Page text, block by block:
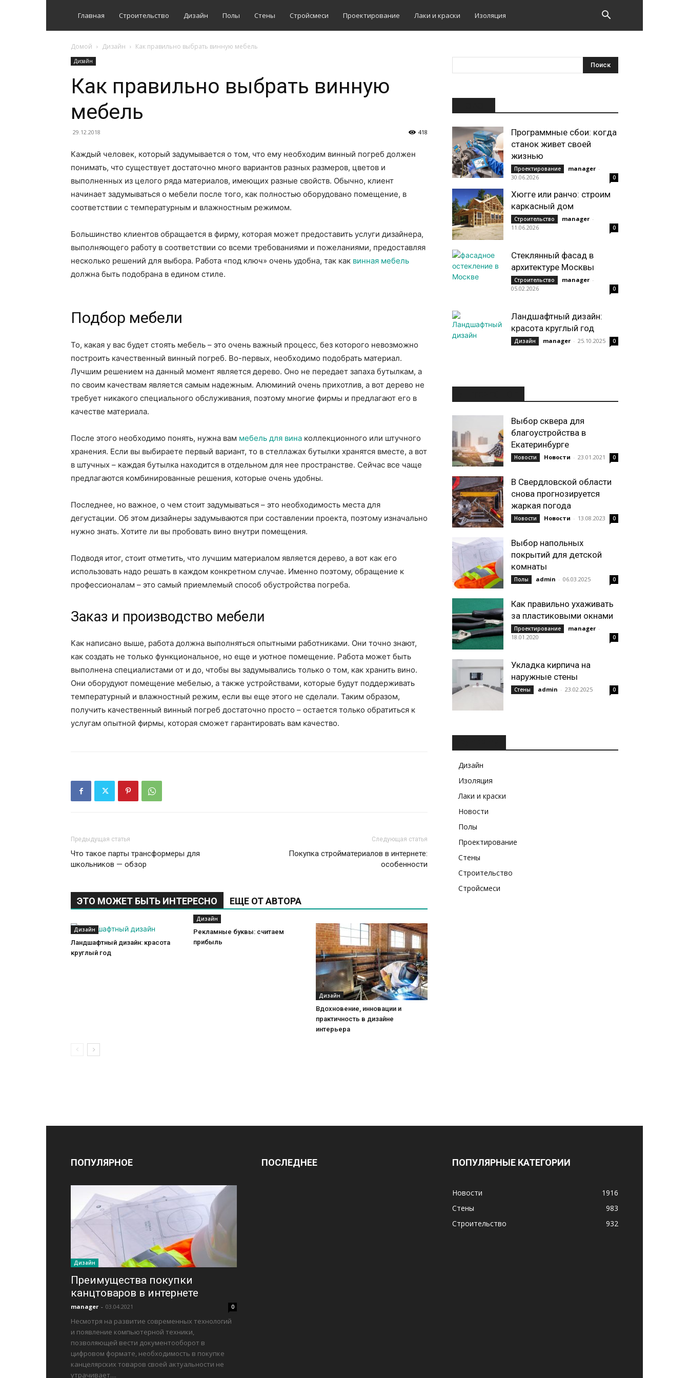
Главная Строительство Дизайн Полы Стены Стройсмеси Проектирование Лаки и краски Изоляция
Домой Дизайн Как правильно выбрать винную мебель
Дизайн
Как правильно выбрать винную
мебель
29.12.2018 418
Каждый человек, который задумывается о том, что ему необходим винный погреб должен
понимать, что существует достаточно много вариантов разных размеров, цветов и
выполненных из целого ряда материалов, имеющих разные свойств. Обычно, клиент
начинает задумываться о мебели после того, как полностью оборудовано помещение, в
соответствии с температурным и влажностным режимом.
Большинство клиентов обращается в фирму, которая может предоставить услуги дизайнера,
выполняющего работу в соответствии со всеми требованиями и пожеланиями, предоставляя
несколько решений для выбора. Работа «под ключ» очень удобна, так как винная мебель
должна быть подобрана в едином стиле.
Подбор мебели
То, какая у вас будет стоять мебель – это очень важный процесс, без которого невозможно
построить качественный винный погреб. Во-первых, необходимо подобрать материал.
Лучшим решением на данный момент является дерево. Оно не передает запаха бутылкам, а
по своим качествам является самым надежным. Алюминий очень прихотлив, а вот дерево не
требует никакого специального обслуживания, поэтому многие фирмы и предлагают его в
качестве материала.
После этого необходимо понять, нужна вам мебель для вина коллекционного или штучного
хранения. Если вы выбираете первый вариант, то в стеллажах бутылки хранятся вместе, а вот
в штучных – каждая бутылка находится в отдельном для нее пространстве. Сейчас все чаще
предлагаются комбинированные решения, которые очень удобны.
Последнее, но важное, о чем стоит задумываться – это необходимость места для
дегустации. Об этом дизайнеры задумываются при составлении проекта, поэтому изначально
нужно знать. Хотите ли вы пробовать вино внутри помещения.
Подводя итог, стоит отметить, что лучшим материалом является дерево, а вот как его
использовать надо решать в каждом конкретном случае. Именно поэтому, обращение к
профессионалам – это самый приемлемый способ обустройства погреба.
Заказ и производство мебели
Как написано выше, работа должна выполняться опытными работниками. Они точно знают,
как создать не только функциональное, но еще и уютное помещение. Работа может быть
выполнена специалистами от и до, чтобы вы задумывались только о том, как хранить вино.
Они оборудуют помещение мебелью, а также устройствами, которые будут поддерживать
температурный и влажностный режим, если вы еще этого не сделали. Таким образом,
получить качественный винный погреб достаточно просто – остается только обратиться к
услугам опытной фирмы, которая сможет гарантировать вам качество.
Предыдущая статья
Что такое парты трансформеры для
школьников — обзор
Следующая статья
Покупка стройматериалов в интернете:
особенности
ЭТО МОЖЕТ БЫТЬ ИНТЕРЕСНО ЕЩЕ ОТ АВТОРА
Дизайн
Ландшафтный дизайн: красота
круглый год
Дизайн
Рекламные буквы: считаем
прибыль
Дизайн
Вдохновение, инновации и
практичность в дизайне
интерьера
Программные сбои: когда
станок живет своей
жизнью
Проектирование manager -
30.06.2026
0
Хюгге или ранчо: строим
каркасный дом
Строительство manager -
11.06.2026
0
Стеклянный фасад в
архитектуре Москвы
Строительство manager -
05.02.2026
0
Ландшафтный дизайн:
красота круглый год
Дизайн manager - 25.10.2025 0
Выбор сквера для
благоустройства в
Екатеринбурге
Новости Новости - 23.01.2021 0
В Свердловской области
снова прогнозируется
жаркая погода
Новости Новости - 13.08.2023 0
Выбор напольных
покрытий для детской
комнаты
Полы admin - 06.03.2025 0
Как правильно ухаживать
за пластиковыми окнами
Проектирование manager -
18.01.2020
0
Укладка кирпича на
наружные стены
Стены admin - 23.02.2025 0
Дизайн
Изоляция
Лаки и краски
Новости
Полы
Проектирование
Стены
Строительство
Стройсмеси
ПОПУЛЯРНОЕ
Дизайн
Преимущества покупки
канцтоваров в интернете
manager - 03.04.2021 0
Несмотря на развитие современных технологий
и появление компьютерной техники,
позволяющей вести документооборот в
цифровом формате, необходимость в покупке
канцелярских товаров своей актуальности не
утрачивает....
ПОСЛЕДНЕЕ ПОПУЛЯРНЫЕ КАТЕГОРИИ
Новости
1916
Стены
983
Строительство
932